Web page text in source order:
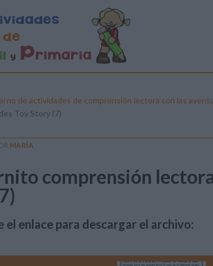
de actividades de comprensión lectora con las
Toy Story (7)
MARÍA
comprensión
el enlace para descargar el archivo: